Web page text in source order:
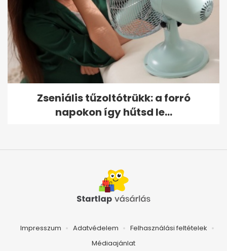
Zseniális tűzoltótrükk: a forró
napokon így hűtsd le...
Impresszum Adatvédelem
Felhasználási feltételek
Médiaajánlat